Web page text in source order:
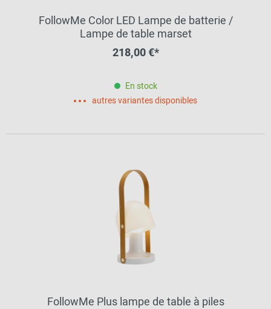
FollowMe Color LED Lampe de batterie /
Lampe de table marset
218,00 €*
En stock
autres variantes disponibles
FollowMe Plus lampe de table à piles